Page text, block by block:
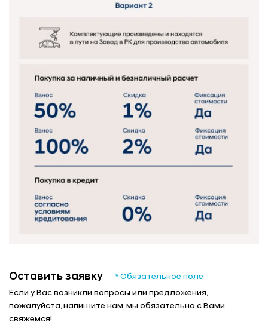
Оставить заявку
* Обязательное поле
Если у Вас возникли вопросы или предложения,
пожалуйста, напишите нам, мы обязательно с Вами
свяжемся!